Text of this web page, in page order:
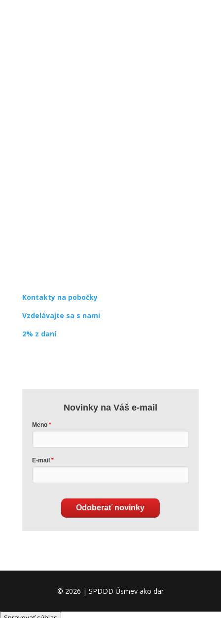
Kontakty na pobočky
Vzdelávajte sa s nami
2% z daní
Novinky na Váš e-mail
Meno
E-mail
Odoberať novinky
© 2026 | SPDDD Úsmev ako dar